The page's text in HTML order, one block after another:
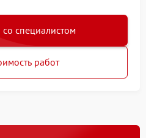
со специалистом
работ